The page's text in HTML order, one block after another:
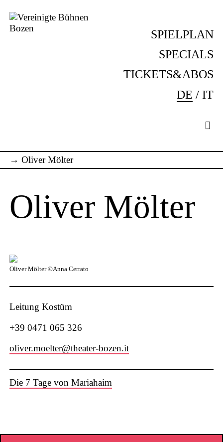
Skip
SPIELPLAN
SPECIALS
TICKETS&ABOS
DE
IT
→Oliver Mölter
Oliver Mölter
Oliver Mölter ©Anna Cerrato
Leitung Kostüm
+39 0471 065 326
oliver.moelter@theater-bozen.it
Die 7 Tage von Mariahaim